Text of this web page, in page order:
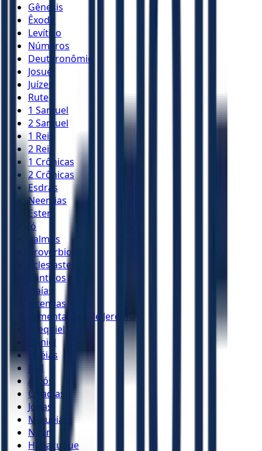
Gênesis
Êxodo
Levítico
Números
Deuteronômio
Josué
Juízes
Rute
1 Samuel
2 Samuel
1 Reis
2 Reis
1 Crônicas
2 Crônicas
Esdras
Neemias
Ester
Jó
Salmos
Provérbios
Eclesiastes
Cânticos
Isaías
Jeremias
Lamentações de Jeremias
Ezequiel
Daniel
Oséias
Joel
Amós
Obadias
Jonas
Miquéias
Naum
Habacuque